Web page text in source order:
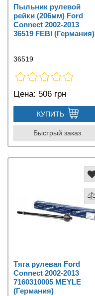
Пыльник рулевой
рейки (206мм) Ford
Connect 2002-2013
36519 FEBI (Германия)
36519
Цена: 506 грн
КУПИТЬ
Быстрый заказ
Тяга рулевая Ford
Connect 2002-2013
7160310005 MEYLE
(Германия)